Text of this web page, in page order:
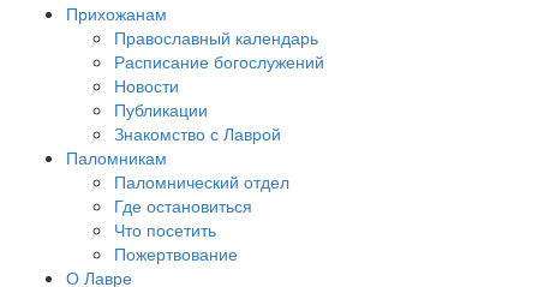
Прихожанам
Православный календарь
Расписание богослужений
Новости
Публикации
Знакомство с Лаврой
Паломникам
Паломнический отдел
Где остановиться
Что посетить
Пожертвование
О Лавре